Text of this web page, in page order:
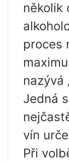
několik
proces
nazývá
Jedná
vín
Při